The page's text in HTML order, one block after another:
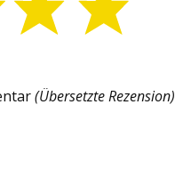
(Übersetzte Rezension)